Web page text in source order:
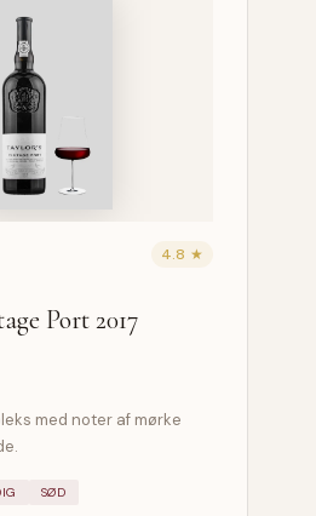
4.8 ★
Port 2017
med noter af mørke
SØD